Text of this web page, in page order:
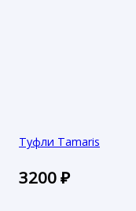
Туфли Tamaris
3200₽